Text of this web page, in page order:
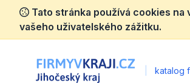
Tato stránka používá cookies na
vašeho uživatelského zážitku.
katalog